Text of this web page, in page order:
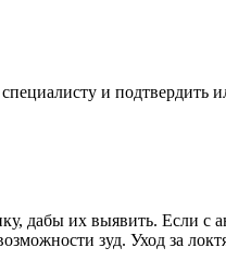
и подтвердить
дабы их выявить. Если с
зуд. Уход за